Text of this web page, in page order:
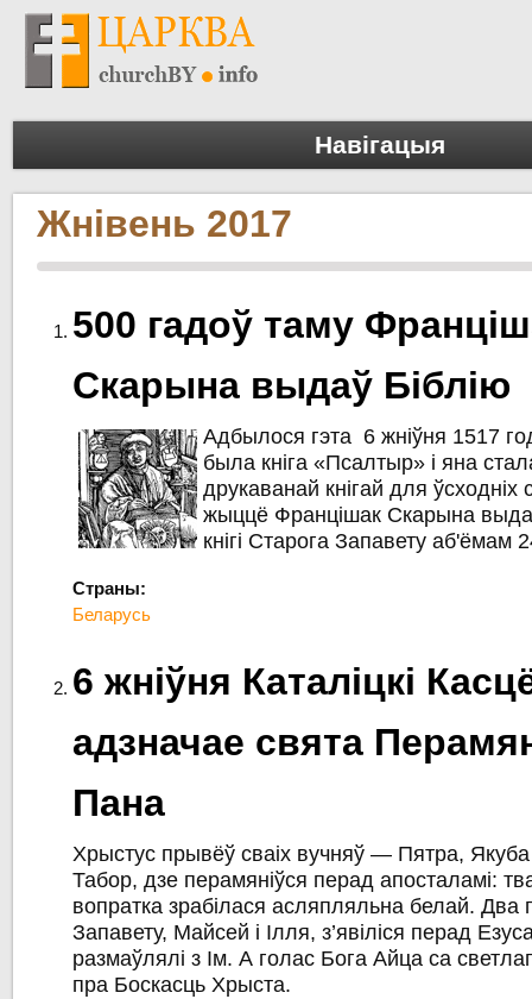
Навігацыя
Жнівень 2017
500 гадоў таму
Скарына выдаў Біблію
Адбылося гэта 6 жніўня 1517
была кніга «Псалтыр» і яна
друкаванай кнігай для
жыццё Францішак Скарына
кнігі Старога Запавету аб'ёмам
Страны:
Беларусь
6 жніўня Каталіцкі
адзначае свята
Пана
Хрыстус прывёў сваіх вучняў — Пятра,
Табор, дзе перамяніўся перад апосталамі:
вопратка зрабілася асляпляльна белай. Два
Запавету, Майсей і Ілля, з’явіліся перад
размаўлялі з Ім. А голас Бога Айца са
пра Боскасць Хрыста.